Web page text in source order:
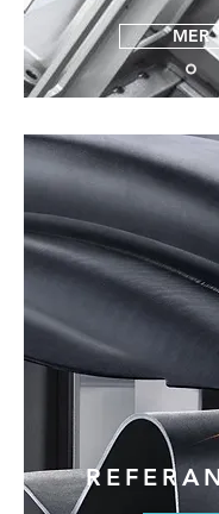
MER